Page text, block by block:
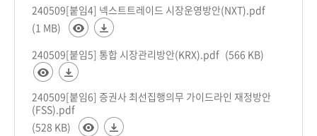
240509[붙임4] 넥스트트레이드 시장운영방안(NXT).pdf
(1 MB)
240509[붙임5] 통합 시장관리방안(KRX).pdf (566 KB)
240509[붙임6] 증권사 최선집행의무 가이드라인 재정방안
(FSS).pdf
(528 KB)